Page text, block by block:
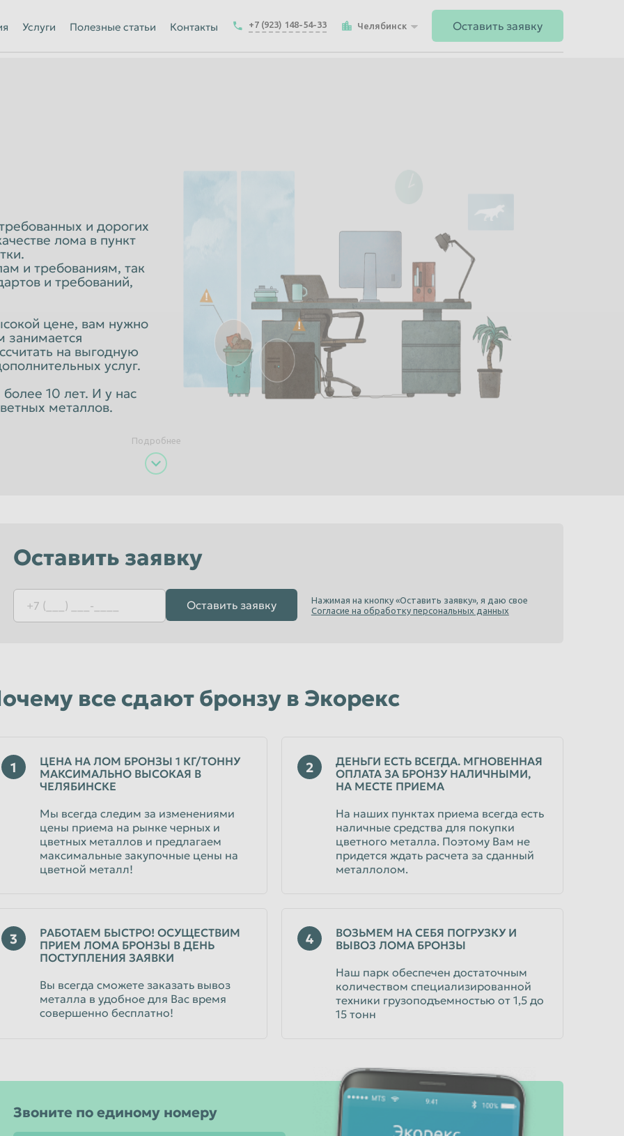
Йошкар-Ола
Нижнекамск
Новокузнецк
Новочеркасск
Петропавловск-Камчатский
Санкт-Петербург
Севастополь
Тамбов
Энгельс
Услуги Полезные статьи Контакты +7 (923) 148-54-33 Челябинск Оставить заявку
и дорогих
лома в пункт
и требованиям, так
и требований,
цене, вам нужно
занимается
на выгодную
услуг.
10 лет. И у нас
металлов.
Подробнее
Оставить заявку
Оставить заявку
Нажимая на кнопку «Оставить заявку», я даю свое
Согласие на обработку персональных данных
все сдают бронзу в Экорекс
1
ЦЕНА НА ЛОМ БРОНЗЫ 1 КГ/ТОННУ
МАКСИМАЛЬНО ВЫСОКАЯ В
ЧЕЛЯБИНСКЕ
Мы всегда следим за изменениями
цены приема на рынке черных и
цветных металлов и предлагаем
максимальные закупочные цены на
цветной металл!
2
ДЕНЬГИ ЕСТЬ ВСЕГДА. МГНОВЕННАЯ
ОПЛАТА ЗА БРОНЗУ НАЛИЧНЫМИ,
НА МЕСТЕ ПРИЕМА
На наших пунктах приема всегда есть
наличные средства для покупки
цветного металла. Поэтому Вам не
придется ждать расчета за сданный
металлолом.
3
РАБОТАЕМ БЫСТРО! ОСУЩЕСТВИМ
ПРИЕМ ЛОМА БРОНЗЫ В ДЕНЬ
ПОСТУПЛЕНИЯ ЗАЯВКИ
Вы всегда сможете заказать вывоз
металла в удобное для Вас время
совершенно бесплатно!
4
ВОЗЬМЕМ НА СЕБЯ ПОГРУЗКУ И
ВЫВОЗ ЛОМА БРОНЗЫ
Наш парк обеспечен достаточным
количеством специализированной
техники грузоподъемностью от 1,5 до
15 тонн
Звоните по единому номеру